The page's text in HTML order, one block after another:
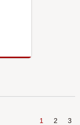
1 2 3